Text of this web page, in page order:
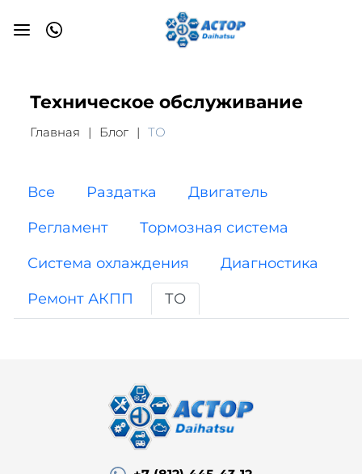
Техническое обслуживание
Главная Блог ТО
Все Раздатка
Двигатель
Регламент
Тормозная система
Система охлаждения
Диагностика
Ремонт АКПП
ТО